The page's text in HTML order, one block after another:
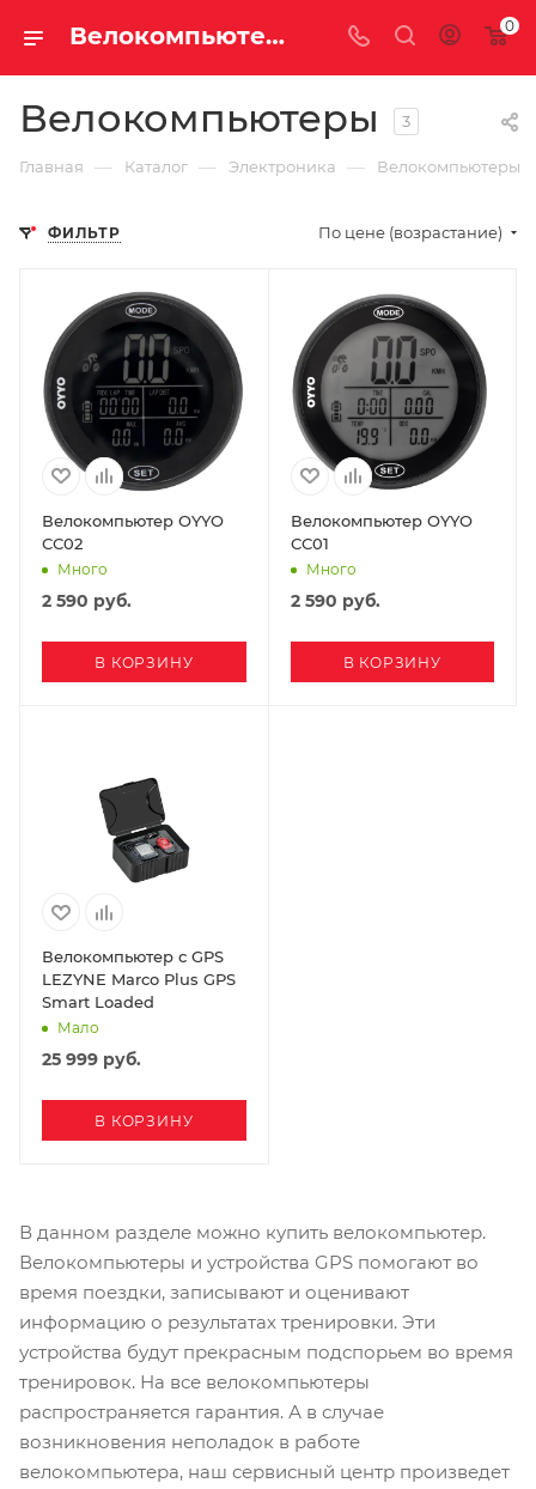
Велокомпьютеры купить недорого с доставкой 0
Велокомпьютеры 3
Главная — Каталог — Электроника — Велокомпьютеры
ФИЛЬТР По цене (возрастание)
Велокомпьютер OYYO
СС02
Много
2 590 руб.
В КОРЗИНУ
Велокомпьютер OYYO
СС01
Много
2 590 руб.
В КОРЗИНУ
Велокомпьютер с GPS
LEZYNE Marco Plus GPS
Smart Loaded
Мало
25 999 руб.
В КОРЗИНУ
В данном разделе можно купить велокомпьютер.
Велокомпьютеры и устройства GPS помогают во
время поездки, записывают и оценивают
информацию о результатах тренировки. Эти
устройства будут прекрасным подспорьем во время
тренировок. На все велокомпьютеры
распространяется гарантия. А в случае
возникновения неполадок в работе
велокомпьютера, наш сервисный центр произведет